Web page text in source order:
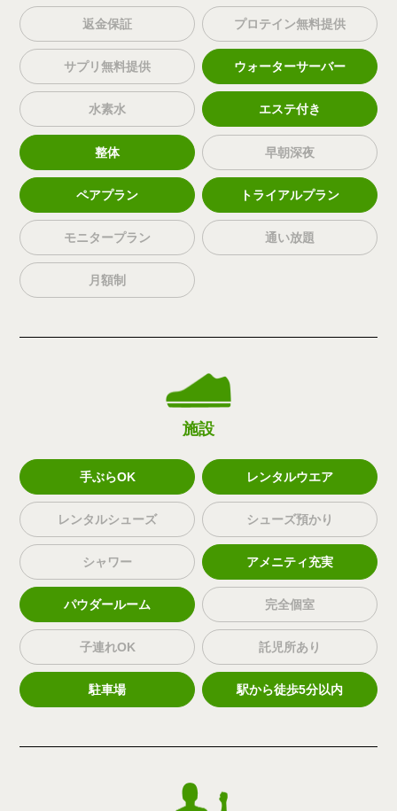
返金保証 プロテイン無料提供
サプリ無料提供 ウォーターサーバー
水素水 エステ付き
整体 早朝深夜
ペアプラン トライアルプラン
モニタープラン 通い放題
月額制
施設
手ぶらOK レンタルウエア
レンタルシューズ シューズ預かり
シャワー アメニティ充実
パウダールーム 完全個室
子連れOK 託児所あり
駐車場 駅から徒歩5分以内